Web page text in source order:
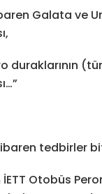
Galata ve
tedbirler
Otobüs